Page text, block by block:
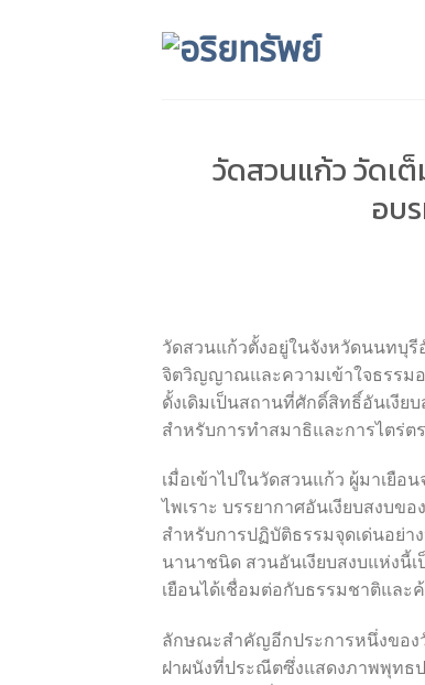
วัดสวนแก้ว วัดเ
อบ
วัดสวนแก้วตั้งอยู่ในจังหวัดนนทบุรี
จิตวิญญาณและความเข้าใจธรรม
ดั้งเดิมเป็นสถานที่ศักดิ์สิทธิ์อันเงี
สำหรับการทำสมาธิและการไตร่ต
เมื่อเข้าไปในวัดสวนแก้ว ผู้มาเยือ
ไพเราะ บรรยากาศอันเงียบสงบ
สำหรับการปฏิบัติธรรมจุดเด่นอย่
นานาชนิด สวนอันเงียบสงบแห่งนี้
เยือนได้เชื่อมต่อกับธรรมชาติและ
ลักษณะสำคัญอีกประการหนึ่งของ
ฝาผนังที่ประณีตซึ่งแสดงภาพพุทธป